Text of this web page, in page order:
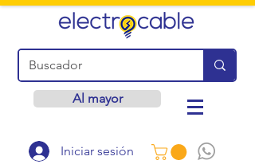
Al mayor
Iniciar sesión